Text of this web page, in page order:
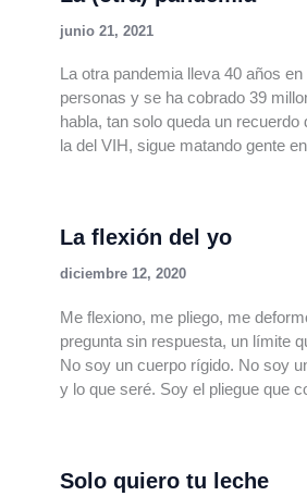
junio 21, 2021
La otra pandemia lleva 40 años
personas y se ha cobrado 39
habla, tan solo queda un
la del VIH, sigue matando gente
La flexión del yo
diciembre 12, 2020
Me flexiono, me pliego, me
pregunta sin respuesta, un límite
No soy un cuerpo rígido. No soy
y lo que seré. Soy el pliegue que
Solo quiero tu leche